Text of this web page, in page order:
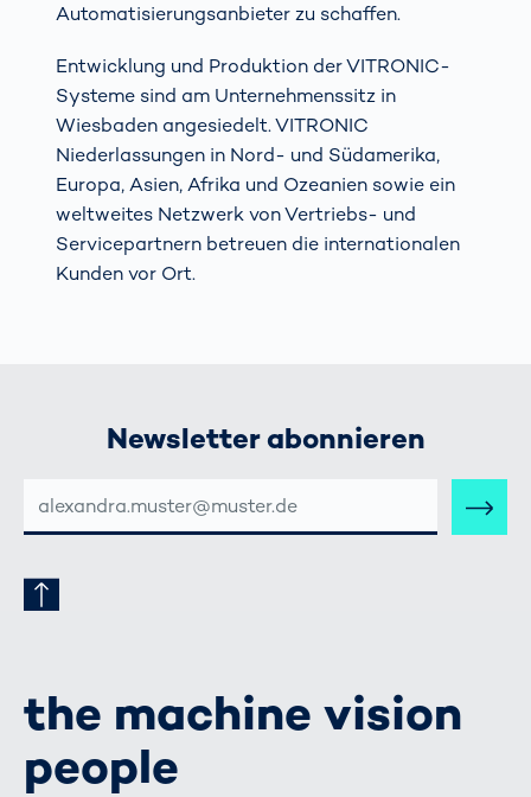
Automatisierungsanbieter zu schaffen.
Entwicklung und Produktion der VITRONIC-
Systeme sind am Unternehmenssitz in
Wiesbaden angesiedelt. VITRONIC
Niederlassungen in Nord- und Südamerika,
Europa, Asien, Afrika und Ozeanien sowie ein
weltweites Netzwerk von Vertriebs- und
Servicepartnern betreuen die internationalen
Kunden vor Ort.
Newsletter abonnieren
MAIL-
ADRESSE
the machine vision
people